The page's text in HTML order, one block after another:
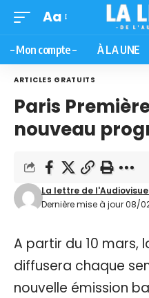
Aa
– Mon compte – À LA UNE
ARTICLES GRATUITS
Paris
nouveau
Dernière mise à jour 08/
La lettre de
A partir du 10 mars,
diffusera chaque
nouvelle émission